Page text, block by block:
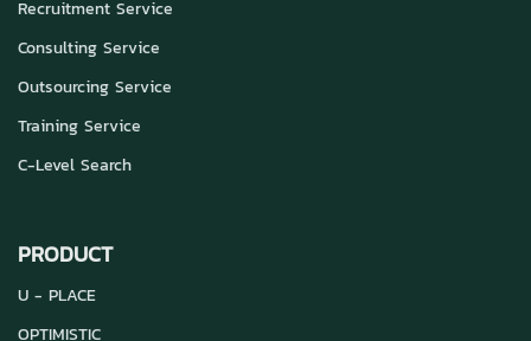
Recruitment Service
Consulting Service
Outsourcing Service
Training Service
C-Level Search
PRODUCT
U - PLACE
OPTIMISTIC